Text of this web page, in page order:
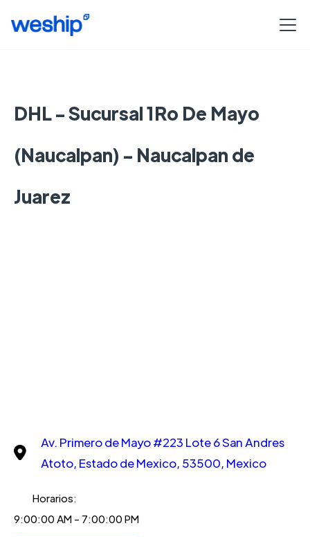
DHL - Sucursal 1Ro De Mayo
(Naucalpan) - Naucalpan de
Juarez
Av. Primero de Mayo #223 Lote 6 San Andres
Atoto, Estado de Mexico, 53500, Mexico
Horarios:
9:00:00 AM - 7:00:00 PM